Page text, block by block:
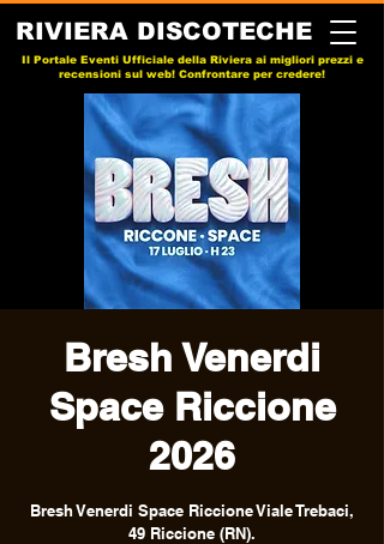
RIVIERA DISCOTECHE
Il Portale Eventi Ufficiale della Riviera ai migliori prezzi e
recensioni sul web! Confrontare per credere!
Bresh Venerdi
Space Riccione
2026
Bresh Venerdi Space Riccione Viale Trebaci,
49 Riccione (RN).